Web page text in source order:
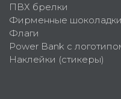
ПВХ брелки
Фирменные шоколадки
Флаги
Power Bank с
Наклейки (стикеры)